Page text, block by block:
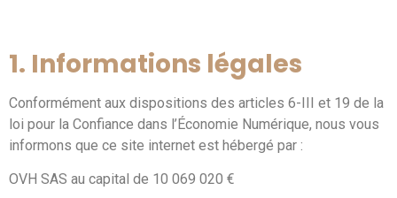
1. Informations légales
Conformément aux dispositions des articles 6-III et 19 de la
loi pour la Confiance dans l’Économie Numérique, nous vous
informons que ce site internet est hébergé par :
OVH SAS au capital de 10 069 020 €